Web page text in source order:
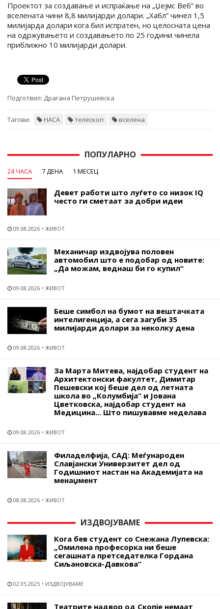
Проектот за создавање и испраќање на „Џејмс Веб“ во
вселената чини 8,8 милијарди долари. „Хабл“ чинел 1,5
милијарда долари кога бил испратен, но целосната цена
на одржувањето и создавањето по 25 години чинела
приближно 10 милијарди долари.
Подготвил: Драгана Петрушевска
Тагови: НАСА телескоп вселена
ПОПУЛАРНО
24 ЧАСА 7 ДЕНА 1 МЕСЕЦ
Девет работи што луѓето со низок IQ
често ги сметаат за добри идеи
09.08.2026 ЖИВОТ
Механичар издвојува половен
автомобил што е подобар од новите:
„Да можам, веднаш би го купил“
09.08.2026 ЖИВОТ
Беше симбол на бумот на вештачката
интелигенција, а сега загуби 35
милијарди долари за неколку дена
09.08.2026 ЖИВОТ
За Марта Митева, најдобар студент на
Архитектонски факултет, Димитар
Пешевски кој беше дел од летната
школа во „Колумбија“ и Јована
Цветковска, најдобар студент на
Медицина... Што пишувавме неделава
09.08.2026 ЖИВОТ
Филаделфија, САД: Меѓународен
Славјански Универзитет дел од
Годишниот настан на Академијата на
менаџмент
08.08.2026 ЖИВОТ
ИЗДВОЈУВАМЕ
Кога бев студент со Снежана Лупевска:
„Омилена професорка ни беше
сегашната претседателка Гордана
Сиљановска-Давкова“
02.05.2025 ИЗДВОЈУВАМЕ
Театрите надвор од Скопје немаат